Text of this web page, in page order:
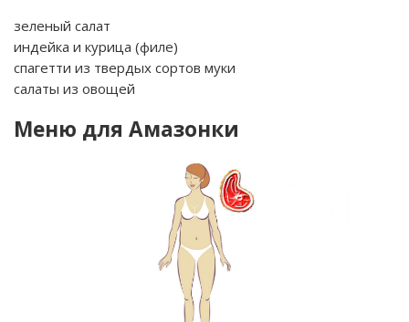
зеленый салат
индейка и курица (филе)
спагетти из твердых сортов муки
салаты из овощей
Меню для Амазонки